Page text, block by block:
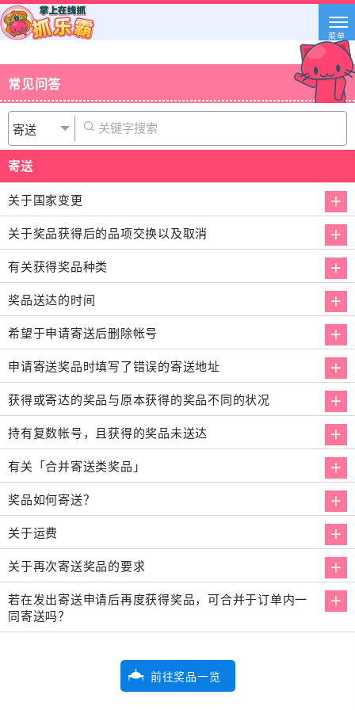
菜单
常见问答
寄送
关于国家变更
关于奖品获得后的品项交换以及取消
有关获得奖品种类
奖品送达的时间
希望于申请寄送后删除帐号
申请寄送奖品时填写了错误的寄送地址
获得或寄达的奖品与原本获得的奖品不同的状况
持有复数帐号，且获得的奖品未送达
有关「合并寄送类奖品」
奖品如何寄送？
关于运费
关于再次寄送奖品的要求
若在发出寄送申请后再度获得奖品，可合并于订单内一
同寄送吗？
前往奖品一览